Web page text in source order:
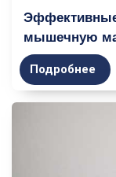
мышечную
Подробнее